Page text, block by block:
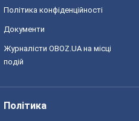
Політика конфіденційності
Документи
Журналісти OBOZ.UA на місці
подій
Політика